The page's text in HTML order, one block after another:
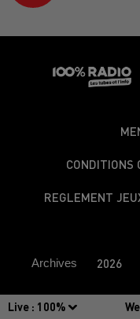
Live : 100%
CONDITIONS
REGLEMENT
Archives 2026